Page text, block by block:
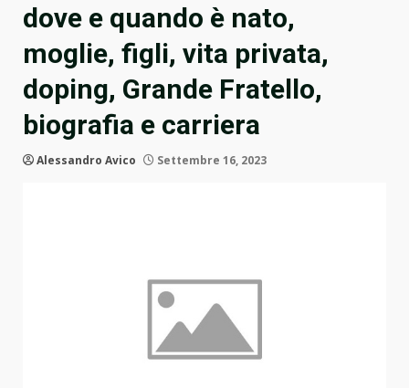
dove e quando è nato,
moglie, figli, vita privata,
doping, Grande Fratello,
biografia e carriera
Alessandro Avico Settembre 16, 2023